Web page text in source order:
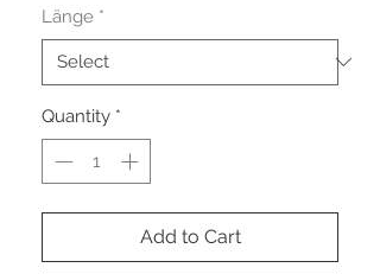
Länge *
Quantity *
Add to Cart